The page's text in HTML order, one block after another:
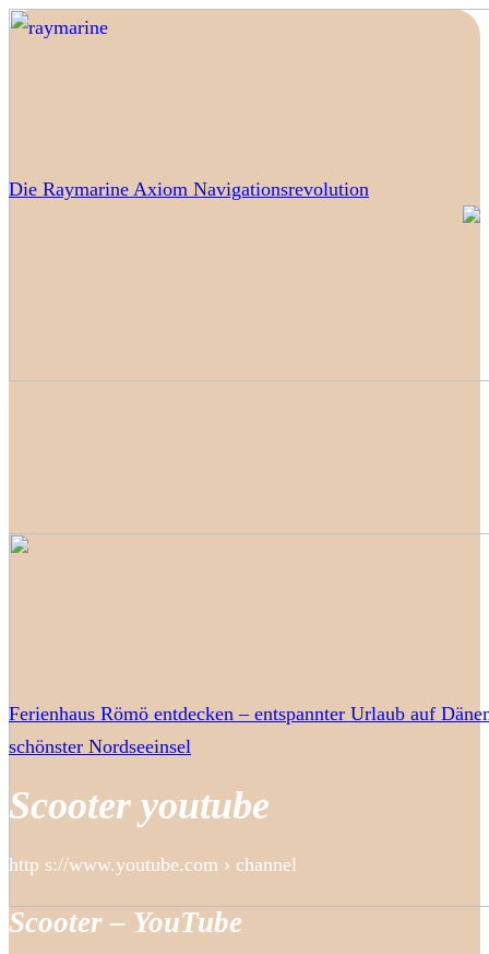
Die Raymarine Axiom Navigationsrevolution
Ferienhaus Römö entdecken – entspannter Urlaub auf
schönster Nordseeinsel
Scooter youtube
http s://www.youtube.com › channel
Scooter – YouTube